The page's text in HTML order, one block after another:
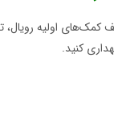
اولیه رویال،
کنید.